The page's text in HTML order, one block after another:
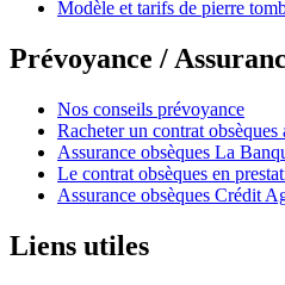
Modèle et tarifs de pierre
Prévoyance /
Nos conseils prévoyance
Racheter un contrat
Assurance obsèques La
Le contrat obsèques en
Assurance obsèques Crédit
Liens utiles